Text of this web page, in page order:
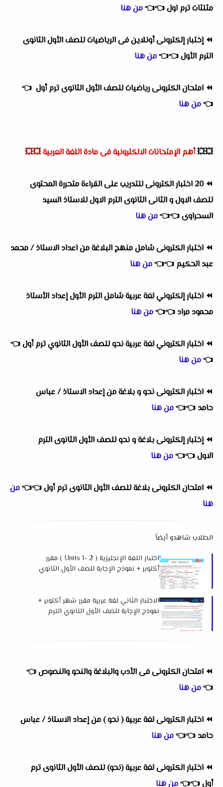
مثلثات ترم اول👈
👈من هنا
⏪إختبار إلكترونى أونلاين فى الرياضيات للصف الأول الثانوى
الترم الأول👈
👈من هنا
⏪ امتحان الكترونى رياضيات للصف الأول الثانوى ترم أول 👈
👈من هنا
💥💥أهم الإمتحانات الالكترونية فى مادة اللغة العربية💥💥
⏪
20 اختبار الكترونى للتدريب على القراءة متحررة المحتوى
للصف الاول و الثانى الثانوى الترم الاول للاستاذ السيد
السحراوى👈
👈من هنا
⏪ اختبار الكترونى شامل منهج البلاغة من اعداد الاستاذ / محمد
عبد الحكيم 👈
👈من هنا
⏪ اختبار إلكتروني لغة عربية شامل الترم الأول إعداد الأستاذ
محمود مراد 👈
👈من هنا
⏪ اختبار الكتروني لغة عربية نحو للصف الأول الثانوي ترم أول👈
👈من هنا
⏪ اختبار الكترونى نحو و بلاغة من إعداد الاستاذ / عباس
حامد 👈
👈من هنا
⏪إختبار إلكترونى بلاغة و نحو للصف الأول الثانوى الترم
الاول👈
👈من هنا
⏪ امتحان الكترونى بلاغة للصف الأول الثانوى ترم أول👈
👈من
هنا
الطلاب شاهدو أيضاً
اختبار اللغة الإنجليزية ( Units 1- 2 ) مقرر
أكتوبر + نموذج الإجابة للصف الأول الثانوي
الاختبار الثاني لغة عربية مقرر شهر أكتوبر +
نموذج الإجابة للصف الأول الثانوي الترم
⏪ امتحان الكترونى فى الأدب والبلاغة والنحو والنصوص👈
👈من هنا
⏪ اختبار الكترونى لغة عربية ( نحو ) من إعداد الاستاذ / عباس
حامد 👈
👈من هنا
⏪ اختبار الكترونى لغة عربية (نحو) للصف الأول الثانوى ترم
أول👈
👈من هنا